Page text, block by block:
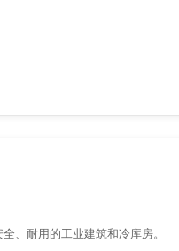
、耐用的工业建筑和冷库房。